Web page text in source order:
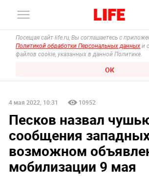
Посещая сайт life.ru, Вы соглашаетесь с
Политикой обработки Персональных данных и
файлов cookie, указанных в данной Политике.
ОК
4 мая 2022, 10:31 10952
Песков назвал
сообщения
возможном
мобилизации 9 мая